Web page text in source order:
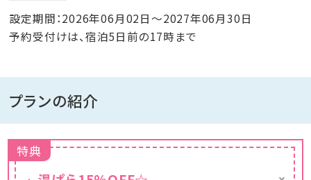
設定期間：2026年06月02日～2027年06月30日
予約受付けは、宿泊5日前の17時まで
プランの紹介
特典